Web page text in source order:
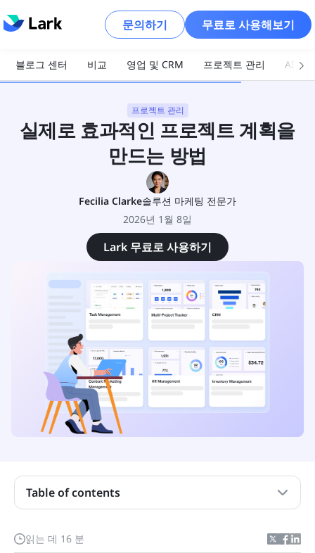
문의하기 무료로 사용해보기
블로그 센터 비교 영업 및 CRM 프로젝트 관리 AI 및
프로젝트 관리
실제로 효과적인 프로젝트 계획을
만드는 방법
Fecilia Clarke솔루션 마케팅 전문가
2026년 1월 8일
Lark 무료로 사용하기
읽는 데 16 분
Table of contents
프로젝트 계획이란 무엇입니까?
프로젝트 관리에서 프로젝트 요금제가 중요한 이유